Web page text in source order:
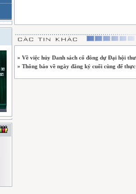
» Về việc hủy Danh sách cổ đông dự Đại hội
» Thông báo về ngày đăng ký cuối cùng để